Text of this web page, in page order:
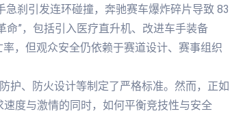
刹引发连环碰撞，奔驰赛车爆炸碎片导致 83
命”，包括引入医疗直升机、改进车手装备
，但观众安全仍依赖于赛道设计、赛事组织
护、防火设计等制定了严格标准。然而，正如
度与激情的同时，如何平衡竞技性与安全